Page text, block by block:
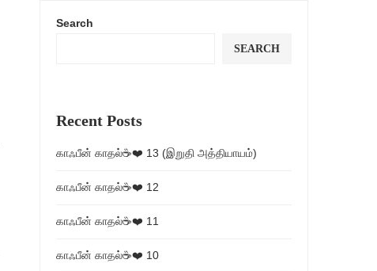
Search
SEARCH
Recent Posts
காஃபீன் காதல்☕❤️ 13 (இறுதி அத்தியாயம்)
காஃபீன் காதல்☕❤️ 12
காஃபீன் காதல்☕❤️ 11
காஃபீன் காதல்☕❤️ 10